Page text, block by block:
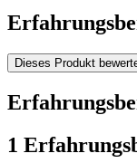
Dieses Produkt
1